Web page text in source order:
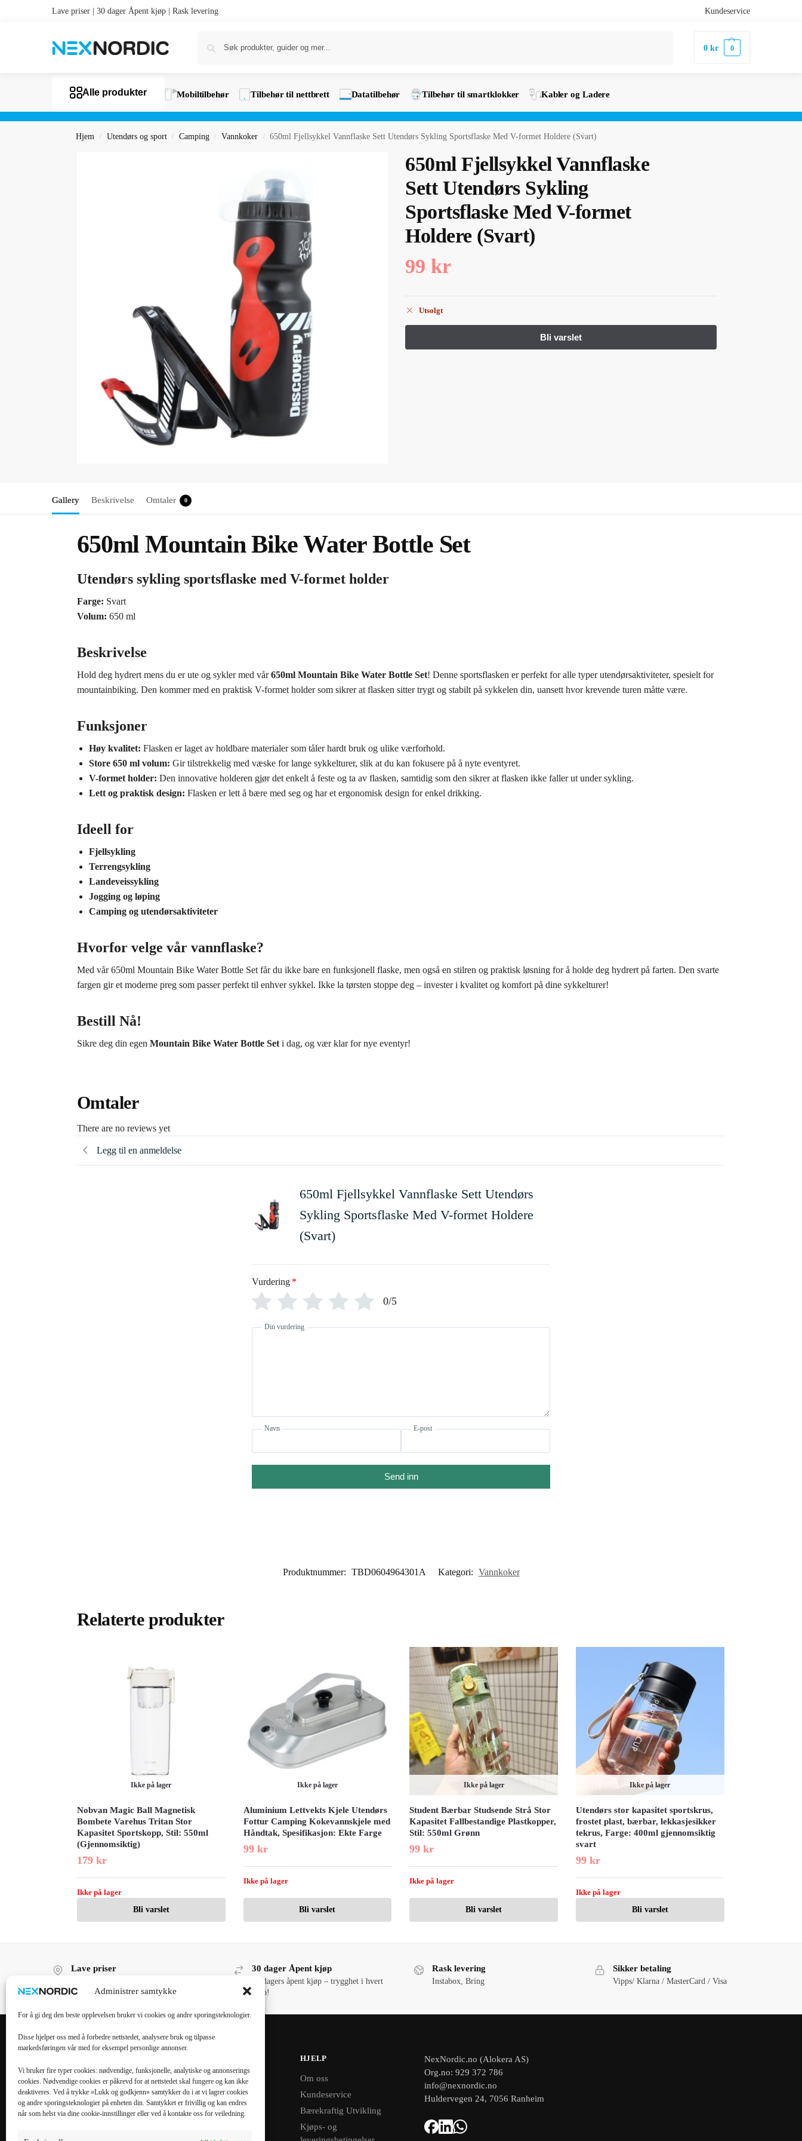
Administrer samtykke
For å gi deg den beste opplevelsen bruker vi cookies og andre sporingsteknologier.
Disse hjelper oss med å forbedre nettstedet, analysere bruk og tilpasse
markedsføringen vår med for eksempel personlige annonser.
Vi bruker fire typer cookies: nødvendige, funksjonelle, analytiske og annonserings
cookies. Nødvendige cookies er påkrevd for at nettstedet skal fungere og kan ikke
deaktiveres. Ved å trykke «Lukk og godkjenn» samtykker du i at vi lagrer cookies
og andre sporingsteknologier på enheten din. Samtykket er frivillig og kan endres
når som helst via dine cookie-innstillinger eller ved å kontakte oss for veiledning.
Lave priser | 30 dager Åpent kjøp | Rask levering Kundeservice
0kr 0
Alle produkter Mobiltilbehør Tilbehør til nettbrett Datatilbehør Tilbehør til smartklokker Kabler og Ladere
Hjem / Utendørs og sport / Camping / Vannkoker / 650ml Fjellsykkel Vannflaske Sett Utendørs Sykling Sportsflaske Med V-formet Holdere (Svart)
650ml Fjellsykkel Vannflaske
Sett Utendørs Sykling
Sportsflaske Med V-formet
Holdere (Svart)
99 kr
Utsolgt
Gallery Beskrivelse Omtaler 0
650ml Mountain Bike Water Bottle Set
Utendørs sykling sportsflaske med V-formet holder
Farge: Svart
Volum: 650 ml
Beskrivelse
Hold deg hydrert mens du er ute og sykler med vår650ml Mountain Bike Water Bottle Set! Denne sportsflasken er perfekt for alle typer utendørsaktiviteter, spesielt for
mountainbiking. Den kommer med en praktisk V-formet holder som sikrer at flasken sitter trygt og stabilt på sykkelen din, uansett hvor krevende turen måtte være.
Funksjoner
Høy kvalitet: Flasken er laget av holdbare materialer som tåler hardt bruk og ulike værforhold.
Store 650 ml volum: Gir tilstrekkelig med væske for lange sykkelturer, slik at du kan fokusere på å nyte eventyret.
V-formet holder: Den innovative holderen gjør det enkelt å feste og ta av flasken, samtidig som den sikrer at flasken ikke faller ut under sykling.
Lett og praktisk design: Flasken er lett å bære med seg og har et ergonomisk design for enkel drikking.
Ideell for
Fjellsykling
Terrengsykling
Landeveissykling
Jogging og løping
Camping og utendørsaktiviteter
Hvorfor velge vår vannflaske?
Med vår 650ml Mountain Bike Water Bottle Set får du ikke bare en funksjonell flaske, men også en stilren og praktisk løsning for å holde deg hydrert på farten. Den svarte
fargen gir et moderne preg som passer perfekt til enhver sykkel. Ikke la tørsten stoppe deg – invester i kvalitet og komfort på dine sykkelturer!
Bestill Nå!
Sikre deg din egen Mountain Bike Water Bottle Seti dag, og vær klar for nye eventyr!
Omtaler
There are no reviews yet
Legg til en anmeldelse
650ml Fjellsykkel Vannflaske Sett Utendørs
Sykling Sportsflaske Med V-formet Holdere
(Svart)
Vurdering *
0/5
Din vurdering
Navn E-post
Send inn
Produktnummer: TBD0604964301A Kategori: Vannkoker
Relaterte produkter
Ikke på lager
Nobvan Magic Ball Magnetisk
Bombete Varehus Tritan Stor
Kapasitet Sportskopp, Stil: 550ml
(Gjennomsiktig)
179 kr
Ikke på lager
Bli varslet
Ikke på lager
Aluminium Lettvekts Kjele Utendørs
Fottur Camping Kokevannskjele med
Håndtak, Spesifikasjon: Ekte Farge
99 kr
Ikke på lager
Bli varslet
Ikke på lager
Student Bærbar Studsende Strå Stor
Kapasitet Fallbestandige Plastkopper,
Stil: 550ml Grønn
99kr
Ikke på lager
Bli varslet
Ikke på lager
Utendørs stor kapasitet sportskrus,
frostet plast, bærbar, lekkasjesikker
tekrus, Farge: 400ml gjennomsiktig
svart
99kr
Ikke på lager
Bli varslet
Lave priser 30 dager Åpent kjøp
30 dagers åpent kjøp – trygghet i hvert
kjøp!
Rask levering
Instabox, Bring
Sikker betaling
Vipps/ Klarna / MasterCard / Visa
KATEGORIER
Mobiltilbehør
Tilbehør til nettbrett
Kabler & Ladere
MOBILTILBEHØR
iPhone 16 Pro Max
iPhone 16 Pro
iPhone 16
HJELP
Om oss
Kundeservice
Bærekraftig Utvikling
Kjøps- og
NexNordic.no (Alokera AS)
Org.no: 929 372 786
info@nexnordic.no
Huldervegen 24, 7056 Ranheim